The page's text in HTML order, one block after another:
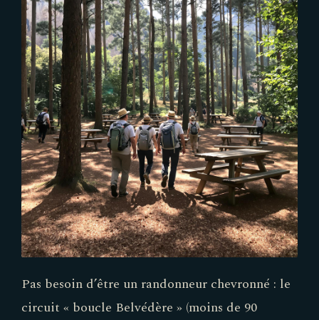
Pas besoin d’être un randonneur chevronné : le
circuit « boucle Belvédère » (moins de 90